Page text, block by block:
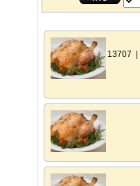
13707